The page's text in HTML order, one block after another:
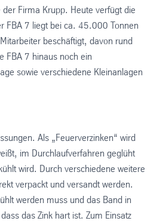
Firma Krupp. Heute verfügt die
FBA 7 liegt bei ca. 45.000 Tonnen
beschäftigt, davon rund
FBA 7 hinaus noch ein
sowie verschiedene Kleinanlagen
Als „Feuerverzinken“ wird
im Durchlaufverfahren geglüht
wird. Durch verschiedene weitere
verpackt und versandt werden.
werden muss und das Band in
das Zink hart ist. Zum Einsatz